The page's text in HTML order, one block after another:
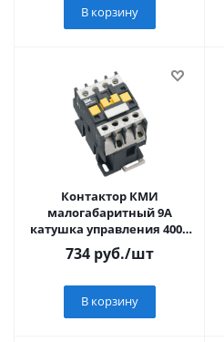
В корзину
Контактор КМИ
малогабаритный 9А
катушка управления 400В
АС 1НО
734 руб./шт
В корзину